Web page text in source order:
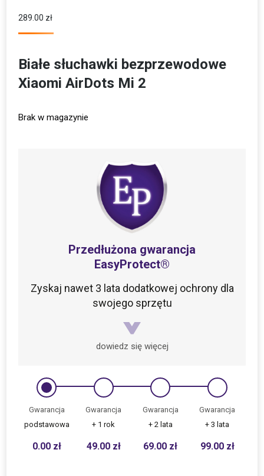
289.00 zł
podstawie
ocen
Białe słuchawki bezprzewodowe
Xiaomi AirDots Mi 2
Brak w magazynie
Przedłużona gwarancja
EasyProtect®
Zyskaj nawet 3 lata dodatkowej ochrony dla
swojego sprzętu
dowiedz się więcej
Gwarancja
podstawowa
0.00 zł
Gwarancja
+ 1 rok
49.00 zł
Gwarancja
+ 2 lata
69.00 zł
Gwarancja
+ 3 lata
99.00 zł